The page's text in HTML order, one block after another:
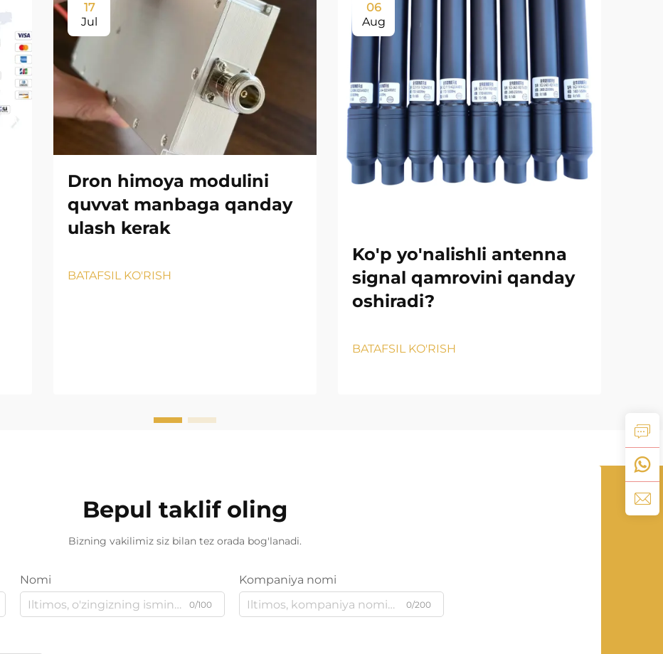
17
Jul
Dron himoya modulini
quvvat manbaga qanday
ulash kerak
BATAFSIL KO'RISH
06
Aug
Ko'p yo'nalishli antenna
signal qamrovini qanday
oshiradi?
BATAFSIL KO'RISH
Bepul taklif oling
Bizning vakilimiz siz bilan tez orada bog'lanadi.
Nomi
0/100
Kompaniya nomi
0/200